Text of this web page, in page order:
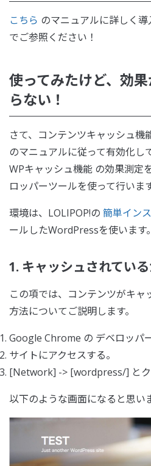
こちら のマニュアルに詳しく
でご参照ください！
使ってみたけど、効
らない！
さて、コンテンツキャッシュ機
のマニュアルに従って有効化し
WPキャッシュ機能 の効果測定
ロッパーツールを使って行います
環境は、LOLIPOP!の 簡単イン
ールしたWordPressを使います。
1. キャッシュされてい
この項では、コンテンツがキ
方法についてご説明します。
Google Chrome の デベロッパ
サイトにアクセスする。
[Network] -> [wordpress/] とク
以下のような画面になると思い